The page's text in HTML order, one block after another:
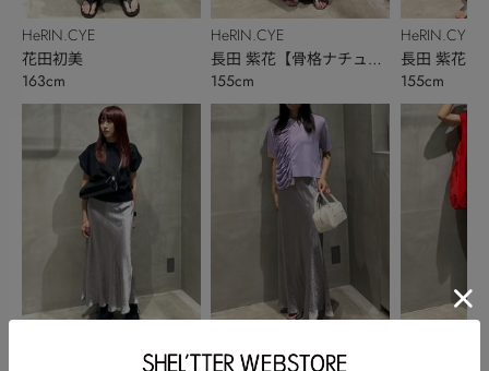
HeRIN.CYE
花田初美
163cm
HeRIN.CYE
長田 紫花【骨格ナチュラ
ル】
155cm
HeRIN.CYE
HeRIN.CYE
長田 紫花【
ル】
155cm